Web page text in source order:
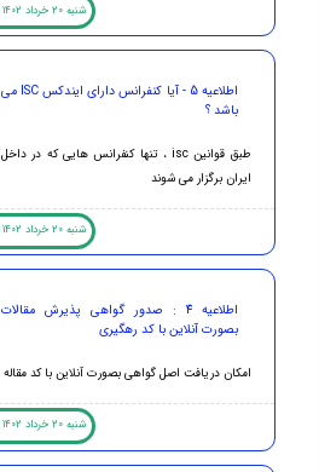
شنبه 20 خرداد 1402 (3 سال قبل )
اطلاعیه 5 - آیا کنفرانس دارای ایندکس ISC می
باشد ؟
طبق قوانین isc ، تنها کنفرانس هایی که در داخل
ایران برگزار می شوند
شنبه 20 خرداد 1402 (3 سال قبل )
اطلاعیه 4 : صدور گواهی پذیرش مقالات
بصورت آنلاین با کد رهگیری
امکان دریافت اصل گواهی بصورت آنلاین با کد مقاله
شنبه 20 خرداد 1402 (3 سال قبل )